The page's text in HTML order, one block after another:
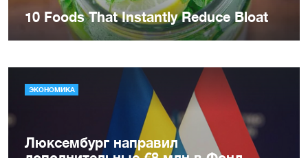
ЭКОНОМИКА
Люксембург направил